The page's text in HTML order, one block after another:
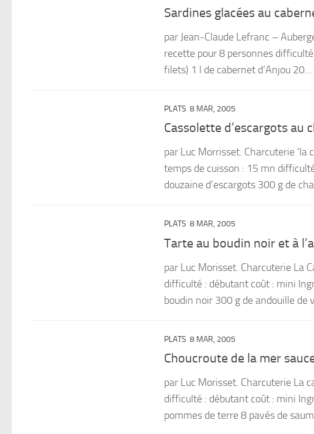
Sardines glacées au
par Jean-Claude Lefranc –
recette pour 8 personnes
filets) 1 l de cabernet d’Anjou 20...
PLATS 8 MAR, 2005
Cassolette d’escargots au
par Luc Morrisset. Charcuterie
temps de cuisson : 15 mn
douzaine d’escargots 300 g de
PLATS 8 MAR, 2005
Tarte au boudin noir et à
par Luc Morisset. Charcuterie La
difficulté : débutant coût : mini
boudin noir 300 g de andouille de
PLATS 8 MAR, 2005
Choucroute de la mer
par Luc Morisset. Charcuterie La
difficulté : débutant coût : mini
pommes de terre 8 pavés de